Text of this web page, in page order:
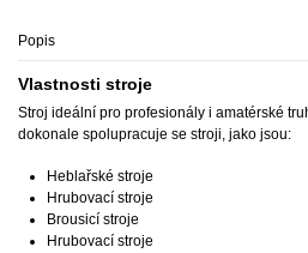
Popis
Vlastnosti stroje
Stroj ideální pro profesionály i amatérské
dokonale spolupracuje se stroji, jako jsou:
Heblařské stroje
Hrubovací stroje
Brousicí stroje
Hrubovací stroje